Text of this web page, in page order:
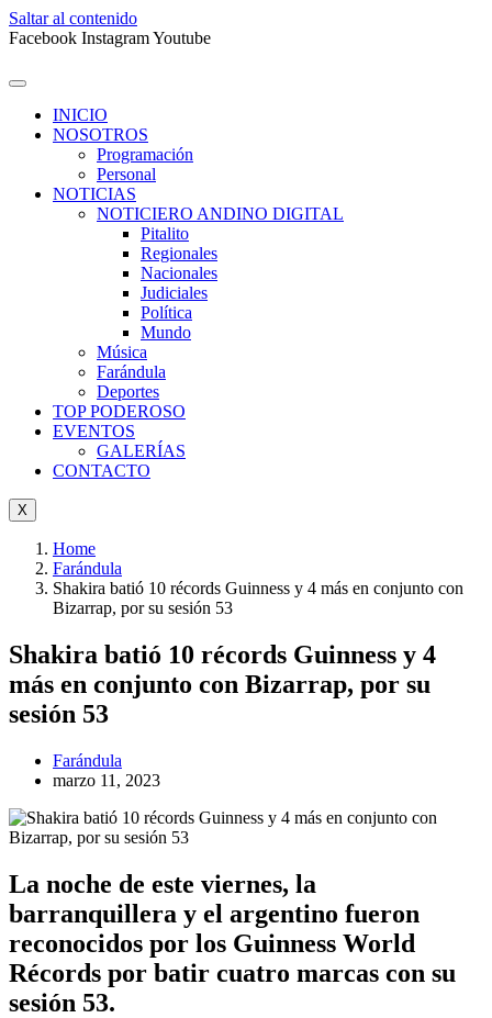
Saltar al contenido
Facebook InstagramYoutube
INICIO
NOSOTROS
Programación
Personal
NOTICIAS
NOTICIERO ANDINO DIGITAL
Pitalito
Regionales
Nacionales
Judiciales
Política
Mundo
Música
Farándula
Deportes
TOP PODEROSO
EVENTOS
GALERÍAS
CONTACTO
X
Home
Farándula
Shakira batió 10 récords Guinness y 4 más en conjunto con
Bizarrap, por su sesión 53
Shakira batió 10 récords Guinness y 4
más en conjunto con Bizarrap, por su
sesión 53
Farándula
marzo 11, 2023
La noche de este viernes, la
barranquillera y el argentino fueron
reconocidos por los Guinness World
Récords por batir cuatro marcas con su
sesión 53.